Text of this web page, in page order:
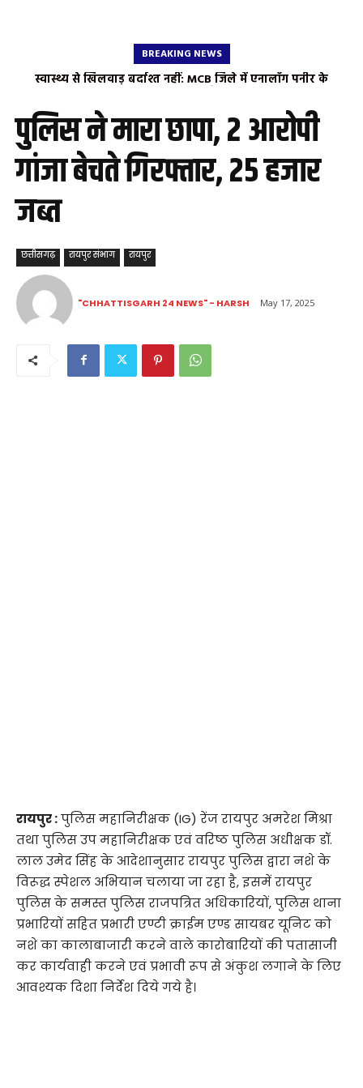
BREAKING NEWS
स्वास्थ्य से खिलवाड़ बर्दाश्त नहीं: MCB जिले में एनालॉग पनीर के
सुरक्षा विभाग की बड़ी कार्रवाई: 9 प्रतिष्ठानों की सघन जांच, विक्रेताओं से
लिया गया ‘स्व-घोषणा पत्र’
पुलिस ने मारा छापा, 2 आरोपी
गांजा बेचते गिरफ्तार, 25 हजार
जब्त
छत्तीसगढ़ रायपुर संभाग रायपुर
"CHHATTISGARH 24 NEWS" - HARSH May 17, 2025
रायपुर :पुलिस महानिरीक्षक (IG) रेंज रायपुर अमरेश मिश्रा
तथा पुलिस उप महानिरीक्षक एवं वरिष्ठ पुलिस अधीक्षक डॉ.
लाल उमेद सिंह के आदेशानुसार रायपुर पुलिस द्वारा नशे के
विरूद्ध स्पेशल अभियान चलाया जा रहा है, इसमें रायपुर
पुलिस के समस्त पुलिस राजपत्रित अधिकारियों, पुलिस थाना
प्रभारियों सहित प्रभारी एण्टी क्राईम एण्ड सायबर यूनिट को
नशे का कालाबाजारी करने वाले कारोबारियों की पतासाजी
कर कार्यवाही करने एवं प्रभावी रूप से अंकुश लगाने के लिए
आवश्यक दिशा निर्देश दिये गये है।